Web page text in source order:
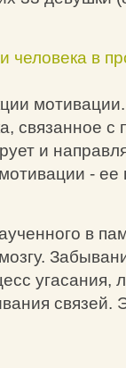
человека в
связанное с
и
-
в
угасания,
связей.